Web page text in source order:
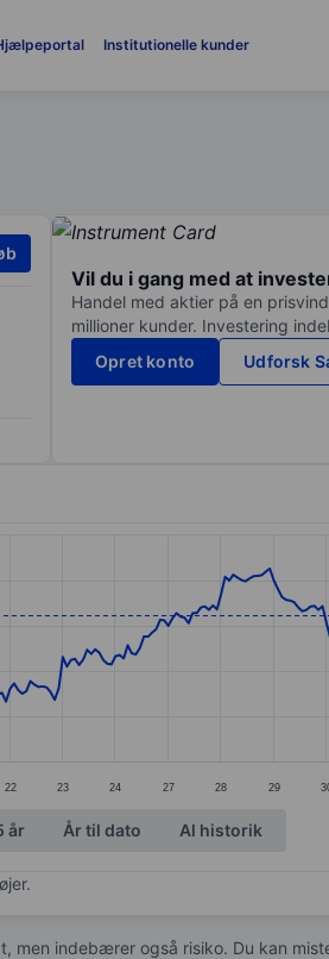
Institutionelle kunder
Vil du i gang med at
Handel med aktier på en
millioner kunder. Investering
Opret konto
Udforsk
to 60.53.
22 23 24 27 28 29
år År til dato Al historik
indebærer også risiko. Du kan